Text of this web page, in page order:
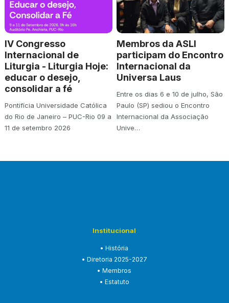
IV Congresso
Internacional de
Liturgia - Liturgia Hoje:
educar o desejo,
consolidar a fé
Pontifícia Universidade Católica
do Rio de Janeiro – PUC-Rio 09 a
11 de setembro 2026
Membros da ASLI
participam do Encontro
Internacional da
Universa Laus
Entre os dias 6 e 10 de julho, São
Paulo (SP) sediou o Encontro
Internacional da Associação
Unive…
Institucional
• História
• Diretoria 2025-2027
• Membros
• Estatuto